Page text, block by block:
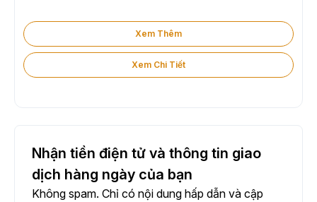
Xem Thêm
Xem Chi Tiết
Nhận tiền điện tử và thông tin giao
dịch hàng ngày của bạn
Không spam. Chỉ có nội dung hấp dẫn và cập